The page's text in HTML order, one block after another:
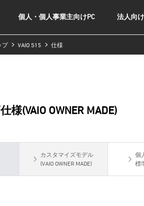
個人・個人事業主向けPC 法人向
プ VAIO S15 仕様
様(VAIO OWNER MADE)
カスタマイズモデル
(VAIO OWNER MADE)
個
標